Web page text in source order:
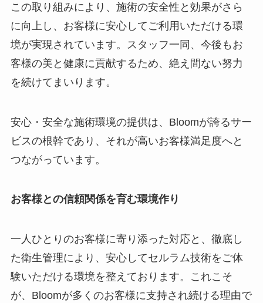
この取り組みにより、施術の安全性と効果がさら
に向上し、お客様に安心してご利用いただける環
境が実現されています。スタッフ一同、今後もお
客様の美と健康に貢献するため、絶え間ない努力
を続けてまいります。
安心・安全な施術環境の提供は、Bloomが誇るサー
ビスの根幹であり、それが高いお客様満足度へと
つながっています。
お客様との信頼関係を育む環境作り
一人ひとりのお客様に寄り添った対応と、徹底し
た衛生管理により、安心してセルラム技術をご体
験いただける環境を整えております。これこそ
が、Bloomが多くのお客様に支持され続ける理由で